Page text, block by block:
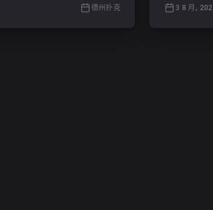
德州扑克 3 8 月,